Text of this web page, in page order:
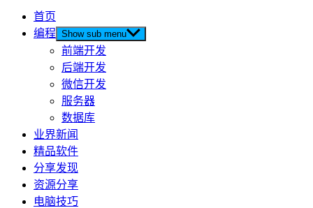
首页
编程 Show sub menu
前端开发
后端开发
微信开发
服务器
数据库
业界新闻
精品软件
分享发现
资源分享
电脑技巧